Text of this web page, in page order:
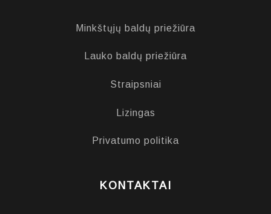
Minkštųjų baldų priežiūra
Lauko baldų priežiūra
Straipsniai
Lizingas
Privatumo politika
KONTAKTAI